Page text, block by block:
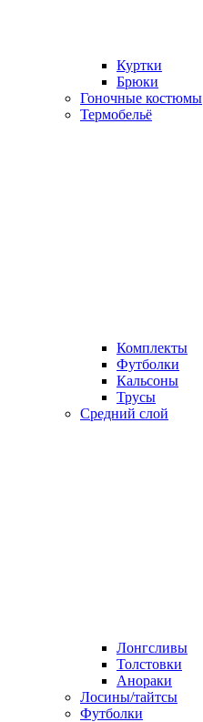
Куртки
Брюки
Гоночные костюмы
Термобельё
Комплекты
Футболки
Кальсоны
Трусы
Средний слой
Лонгсливы
Толстовки
Анораки
Лосины/тайтсы
Футболки